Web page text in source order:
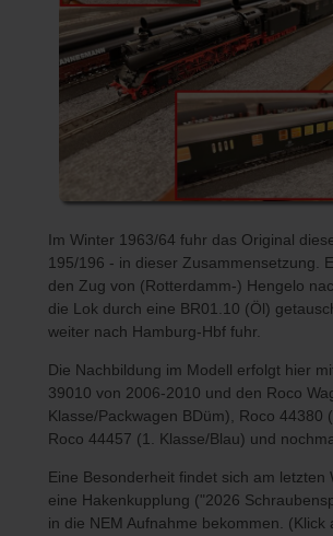
Im Winter 1963/64 fuhr das Original
195/196 - in dieser Zusammensetzung.
den Zug von (Rotterdamm-) Hengelo
die Lok durch eine BR01.10 (Öl)
weiter nach Hamburg-Hbf fuhr.
Die Nachbildung im Modell erfolgt hier
39010 von 2006-2010 und den Roco
Klasse/Packwagen BDüm), Roco 44380
Roco 44457 (1. Klasse/Blau) und
Eine Besonderheit findet sich am letzten
eine Hakenkupplung ("2026
in die NEM Aufnahme bekommen. (Klick